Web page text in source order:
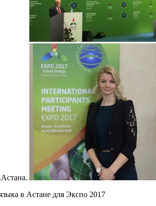
в Астане для Экспо 2017